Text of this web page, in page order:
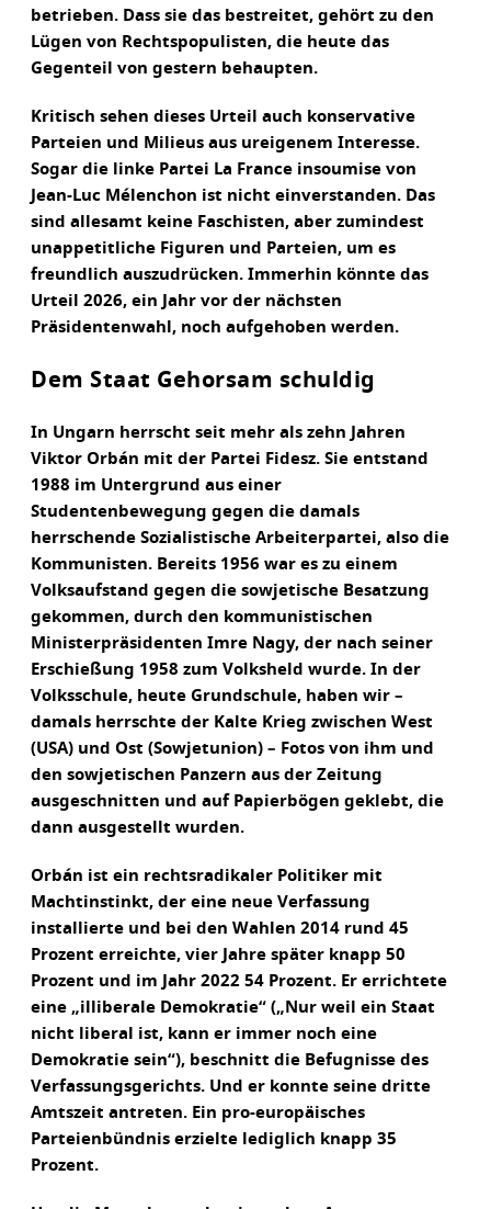
betrieben. Dass sie das bestreitet, gehört zu den
Lügen von Rechtspopulisten, die heute das
Gegenteil von gestern behaupten.
Kritisch sehen dieses Urteil auch konservative
Parteien und Milieus aus ureigenem Interesse.
Sogar die linke Partei La France insoumise von
Jean-Luc Mélenchon ist nicht einverstanden. Das
sind allesamt keine Faschisten, aber zumindest
unappetitliche Figuren und Parteien, um es
freundlich auszudrücken. Immerhin könnte das
Urteil 2026, ein Jahr vor der nächsten
Präsidentenwahl, noch aufgehoben werden.
Dem Staat Gehorsam schuldig
In Ungarn herrscht seit mehr als zehn Jahren
Viktor Orbán mit der Partei Fidesz. Sie entstand
1988 im Untergrund aus einer
Studentenbewegung gegen die damals
herrschende Sozialistische Arbeiterpartei, also die
Kommunisten. Bereits 1956 war es zu einem
Volksaufstand gegen die sowjetische Besatzung
gekommen, durch den kommunistischen
Ministerpräsidenten Imre Nagy, der nach seiner
Erschießung 1958 zum Volksheld wurde. In der
Volksschule, heute Grundschule, haben wir –
damals herrschte der Kalte Krieg zwischen West
(USA) und Ost (Sowjetunion) – Fotos von ihm und
den sowjetischen Panzern aus der Zeitung
ausgeschnitten und auf Papierbögen geklebt, die
dann ausgestellt wurden.
Orbán ist ein rechtsradikaler Politiker mit
Machtinstinkt, der eine neue Verfassung
installierte und bei den Wahlen 2014 rund 45
Prozent erreichte, vier Jahre später knapp 50
Prozent und im Jahr 2022 54 Prozent. Er errichtete
eine „illiberale Demokratie“ („Nur weil ein Staat
nicht liberal ist, kann er immer noch eine
Demokratie sein“), beschnitt die Befugnisse des
Verfassungsgerichts. Und er konnte seine dritte
Amtszeit antreten. Ein pro-europäisches
Parteienbündnis erzielte lediglich knapp 35
Prozent.